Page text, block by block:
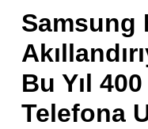
Samsung
Bu Yıl
Telefona